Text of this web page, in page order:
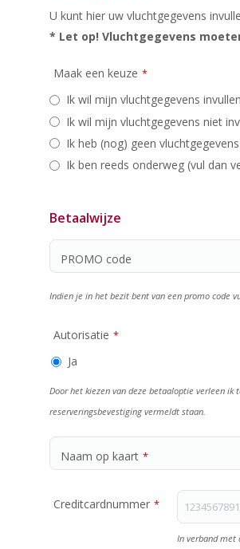
U kunt hier uw vluchtgegevens
* Let op! Vluchtgegevens
Maak een keuze *
Ik wil mijn vluchtgegevens
Ik wil mijn vluchtgegevens niet
Ik heb (nog) geen vluchtgegevens
Ik ben reeds onderweg (vul dan
Betaalwijze
PROMO code
Indien je in het bezit bent van een promo code
Autorisatie *
Ja
Door het kiezen van deze betaaloptie verleen
reserveringsbevestiging vermeldt staan.
Naam op kaart *
Creditcardnummer *
In verband met